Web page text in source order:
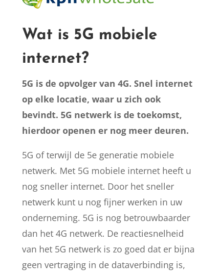
Wat is 5G mobiele
internet?
5G is de opvolger van 4G. Snel internet
op elke locatie, waar u zich ook
bevindt. 5G netwerk is de toekomst,
hierdoor openen er nog meer deuren.
5G of terwijl de 5e generatie mobiele
netwerk. Met 5G mobiele internet heeft u
nog sneller internet. Door het sneller
netwerk kunt u nog fijner werken in uw
onderneming. 5G is nog betrouwbaarder
dan het 4G netwerk. De reactiesnelheid
van het 5G netwerk is zo goed dat er bijna
geen vertraging in de dataverbinding is,